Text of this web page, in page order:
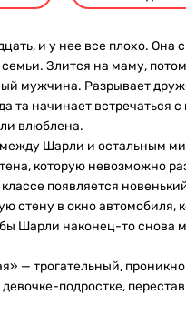
и у нее все плохо. Она
Злится на маму,
мужчина. Разрывает
та начинает встречаться
влюблена.
Шарли и остальным
которую невозможно
классе появляется
стену в окно автомобиля,
Шарли наконец-то снова
— трогательный,
девочке-подростке,